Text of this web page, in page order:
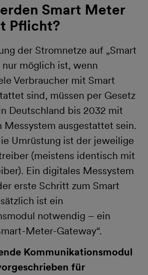
Smart Meter
Pflicht?
der Stromnetze auf „Smart
nur möglich ist, wenn
Verbraucher mit Smart
sind, müssen per Gesetz
Deutschland bis 2032 mit
Messystem ausgestattet sein.
Umrüstung ist der jeweilige
(meistens identisch mit
Ein digitales Messystem
erste Schritt zum Smart
ist ein
notwendig – ein
Meter-Gateway“.
Kommunikationsmodul
für